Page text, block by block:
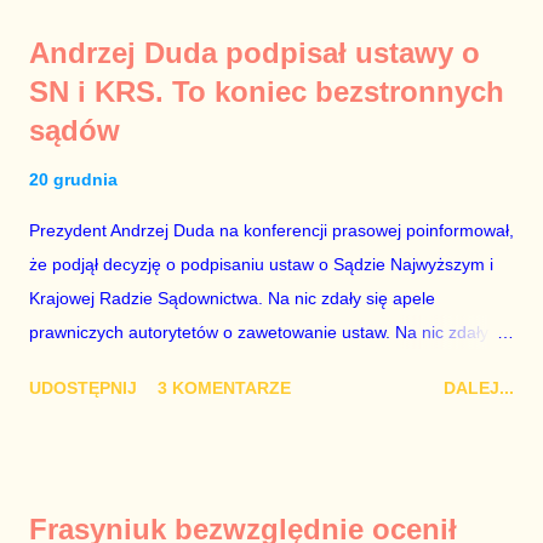
PiS, a następnie uzyskują stanowiska w spółkach Skarbu
Państwa ze względu na to, że partia PiS obsadziła zarządy
tych spółek i wymienia profesjonalistów na kadry partyjne.
które zawsze może się zdarzyć, a polegającym na tym, że
osoba z kwalifikacjami wpłaca na partię polityczną, a następnie
obejmuje prace w spółce, która jest zarządzana pośrednio
przez ta partię. Przeciwnie. Przedstawienie pierwszej gr...
Andrzej Duda podpisał ustawy o
SN i KRS. To koniec bezstronnych
sądów
20 grudnia
Prezydent Andrzej Duda na konferencji prasowej poinformował,
że podjął decyzję o podpisaniu ustaw o Sądzie Najwyższym i
Krajowej Radzie Sądownictwa. Na nic zdały się apele
prawniczych autorytetów o zawetowanie ustaw. Na nic zdały
ostatecznie zniszczy niezależność sądów od woli polityków. To
Ziobro. Żenujące są tłumaczenia Dudy, że podpisał ustawy, bo
UDOSTĘPNIJ 3 KOMENTARZE DALEJ...
Frasyniuk bezwzględnie ocenił